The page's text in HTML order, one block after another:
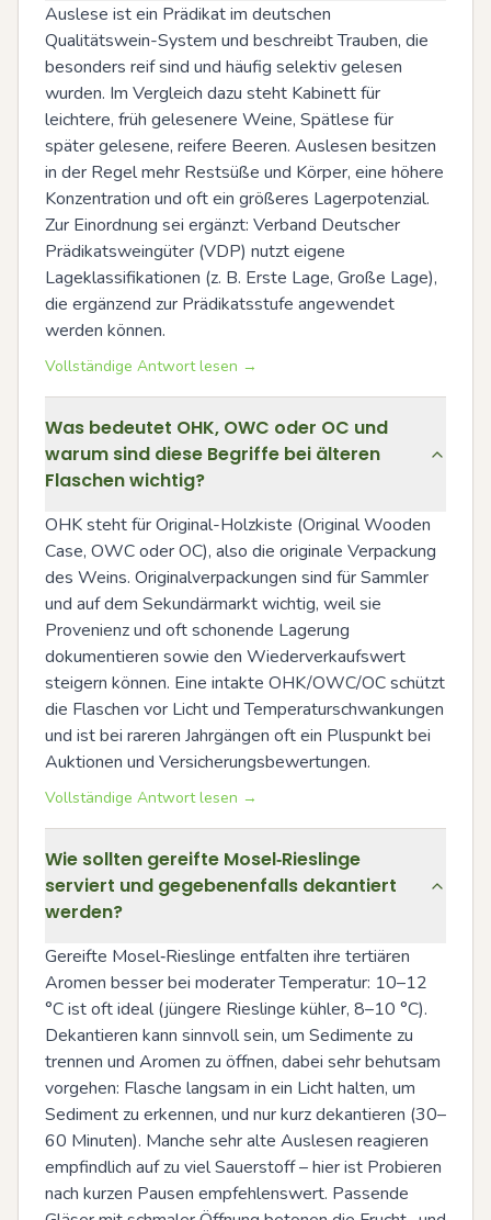
Auslese ist ein Prädikat im deutschen
Qualitätswein-System und beschreibt Trauben, die
besonders reif sind und häufig selektiv gelesen
wurden. Im Vergleich dazu steht Kabinett für
leichtere, früh gelesenere Weine, Spätlese für
später gelesene, reifere Beeren. Auslesen besitzen
in der Regel mehr Restsüße und Körper, eine höhere
Konzentration und oft ein größeres Lagerpotenzial.
Zur Einordnung sei ergänzt: Verband Deutscher
Prädikatsweingüter (VDP) nutzt eigene
Lageklassifikationen (z. B. Erste Lage, Große Lage),
die ergänzend zur Prädikatsstufe angewendet
werden können.
Vollständige Antwort lesen →
Was bedeutet OHK, OWC oder OC und
warum sind diese Begriffe bei älteren
Flaschen wichtig?
OHK steht für Original-Holzkiste (Original Wooden
Case, OWC oder OC), also die originale Verpackung
des Weins. Originalverpackungen sind für Sammler
und auf dem Sekundärmarkt wichtig, weil sie
Provenienz und oft schonende Lagerung
dokumentieren sowie den Wiederverkaufswert
steigern können. Eine intakte OHK/OWC/OC schützt
die Flaschen vor Licht und Temperaturschwankungen
und ist bei rareren Jahrgängen oft ein Pluspunkt bei
Auktionen und Versicherungsbewertungen.
Vollständige Antwort lesen →
Wie sollten gereifte Mosel‑Rieslinge
serviert und gegebenenfalls dekantiert
werden?
Gereifte Mosel‑Rieslinge entfalten ihre tertiären
Aromen besser bei moderater Temperatur: 10–12
°C ist oft ideal (jüngere Rieslinge kühler, 8–10 °C).
Dekantieren kann sinnvoll sein, um Sedimente zu
trennen und Aromen zu öffnen, dabei sehr behutsam
vorgehen: Flasche langsam in ein Licht halten, um
Sediment zu erkennen, und nur kurz dekantieren (30–
60 Minuten). Manche sehr alte Auslesen reagieren
empfindlich auf zu viel Sauerstoff – hier ist Probieren
nach kurzen Pausen empfehlenswert. Passende